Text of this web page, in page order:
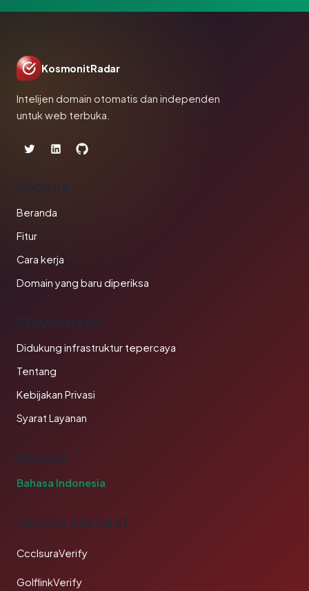
KosmonitRadar
Intelijen domain otomatis dan independen
untuk web terbuka.
PRODUK
Beranda
Fitur
Cara kerja
Domain yang baru diperiksa
PERUSAHAAN
Didukung infrastruktur tepercaya
Tentang
Kebijakan Privasi
Syarat Layanan
BAHASA
Bahasa Indonesia
TAUTAN SAHABAT
CcclsuraVerify
GolflinkVerify